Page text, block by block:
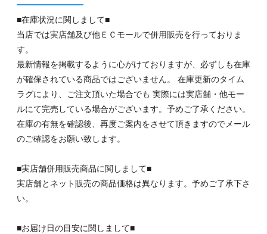
■在庫状況に関しまして■
当店では実店舗及び他ＥＣモールで併用販売を行っておりま
す。
最新情報を掲載するように心がけておりますが、必ずしも在庫
が確保されている商品ではございません。 在庫更新のタイム
ラグにより、ご注文頂いた場合でも 実際には実店舗・他モー
ルにて完売している場合がございます。予めご了承ください。
在庫の有無を確認後、再度ご案内をさせて頂きますのでメール
のご確認をお願い致します。
■実店舗併用販売商品に関しまして■
実店舗とネット販売の商品価格は異なります。予めご了承下さ
い。
■お届け日の目安に関しまして■